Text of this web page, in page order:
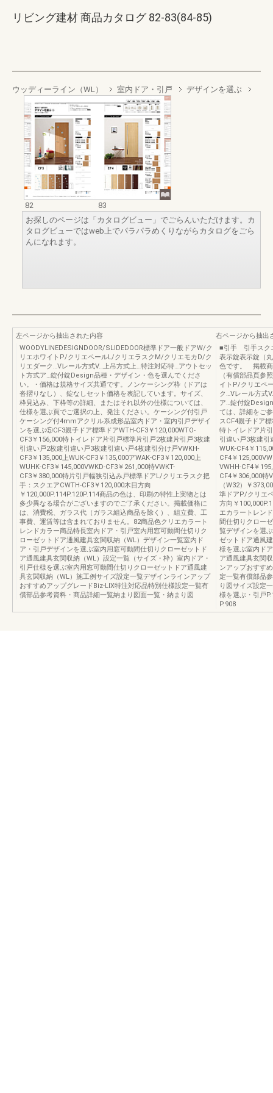
リビング建材 商品カタログ 82-83(84-85)
ウッディーライン（WL） 室内ドア・引戸 デザインを選ぶ
82
83
お探しのページは「カタログビュー」でごらんいただけます。カ
タログビューではweb上でパラパラめくりながらカタログをごら
んになれます。
左ページから抽出された内容
WOODYLINEDESIGNDOOR/SLIDEDOOR標準ドア一般ドアW/ク
リエホワイトP/クリエペールL/クリエラスクM/クリエモカD/ク
リエダーク…Vレール方式V…上吊方式上…特注対応特…アウトセッ
ト方式ア…錠付錠Design品種・デザイン・色を選んでくださ
い。・価格は規格サイズ共通です。ノンケーシング枠（ドアは
沓摺りなし）、錠なしセット価格を表記しています。サイズ、
枠見込み、下枠等の詳細、またはそれ以外の仕様については、
仕様を選ぶ頁でご選択の上、発注ください。ケーシング付引戸
ケーシング付4mmアクリル系成形品室内ドア・室内引戸デザイ
ンを選ぶ⑤CF3親子ドア標準ドアWTH-CF3￥120,000WTO-
CF3￥156,000特トイレドア片引戸標準片引戸2枚建片引戸3枚建
引違い戸2枚建引違い戸3枚建引違い戸4枚建引分け戸VWKH-
CF3￥135,000上WUK-CF3￥135,000アWAK-CF3￥120,000上
WUHK-CF3￥145,000VWKD-CF3￥261,000特VWKT-
CF3￥380,000特片引戸幅狭引込み戸標準ドアL/クリエラスク把
手：スクエアCWTH-CF3￥120,000木目方向
￥120,000P.114P.120P.114商品の色は、印刷の特性上実物とは
多少異なる場合がございますのでご了承ください。掲載価格に
は、消費税、ガラス代（ガラス組込商品を除く）、組立費、工
事費、運賃等は含まれておりません。82商品色クリエカラート
レンドカラー商品特長室内ドア・引戸室内用窓可動間仕切りク
ローゼットドア通風建具玄関収納（WL）デザイン一覧室内ド
ア・引戸デザインを選ぶ室内用窓可動間仕切りクローゼットド
ア通風建具玄関収納（WL）設定一覧（サイズ・枠）室内ドア・
引戸仕様を選ぶ室内用窓可動間仕切りクローゼットドア通風建
具玄関収納（WL）施工例サイズ設定一覧デザインラインアップ
おすすめアップグレードBiz-LIX特注対応品特別仕様設定一覧有
償部品参考資料・商品詳細一覧納まり図面一覧・納まり図
右ページから抽出
■引手 引手スク
表示錠表示錠（
色です。 掲載商
（有償部品頁参
イトP/クリエペ
ク…Vレール方式
ア…錠付錠
ては、詳細をご
スCF4親子ドア
特トイレドア片
引違い戸3枚建引
WUK-CF4￥
CF4￥
VWHH-CF4￥
CF4￥306,000特
（W32）￥
準ドアP/クリエ
方向￥
エカラートレン
間仕切りクロー
覧デザインを選
ゼットドア通風
様を選ぶ室内ド
ア通風建具玄関
ンアップおすす
定一覧有償部品
り図サイズ設定
様を選ぶ・引戸
P.908